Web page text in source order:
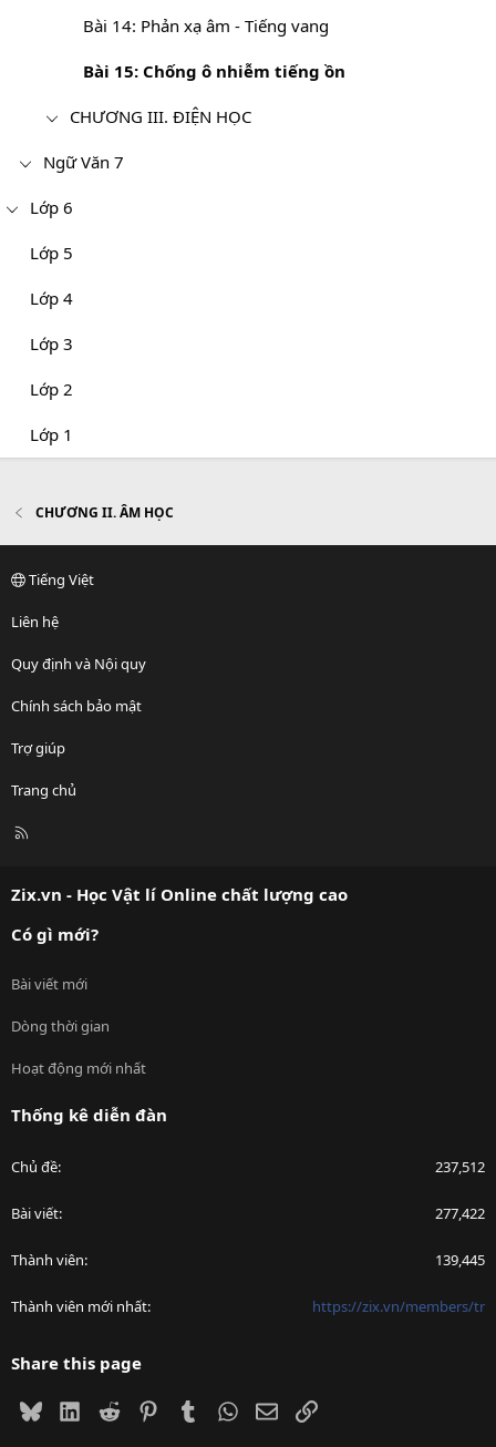
Bài 14: Phản xạ âm - Tiếng vang
Bài 15: Chống ô nhiễm tiếng ồn
CHƯƠNG III. ĐIỆN HỌC
Ngữ Văn 7
Lớp 6
Lớp 5
Lớp 4
Lớp 3
Lớp 2
Lớp 1
CHƯƠNG II. ÂM HỌC
Tiếng Việt
Liên hệ
Quy định và Nội quy
Chính sách bảo mật
Trợ giúp
Trang chủ
R
Zix.vn - Học Vật lí Online chất lượng cao
Có gì mới?
Bài viết mới
Dòng thời gian
Hoạt động mới nhất
Thống kê diễn đàn
Chủ đề 237,512
Bài viết 277,422
Thành viên 139,445
Thành viên mới nhất https://zix.vn/members/tr
Share this page
BlueskyLinkedIn
Reddit PinterestTumblrWhatsApp
EmailLink